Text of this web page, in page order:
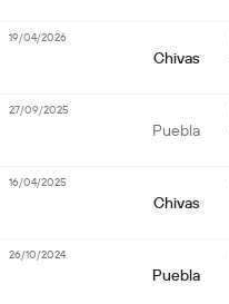
Chivas
19/04/2026
Puebla
27/09/2025
Chivas
16/04/2025
Puebla
26/10/2024